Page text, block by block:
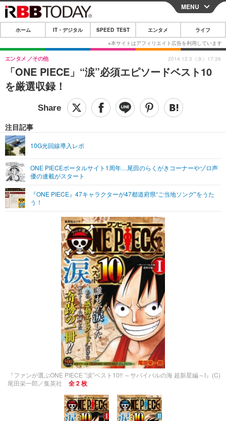
CLOSE
ホーム
IT・デジタル
IT・デジタルTOP スマートフォン
ショッピング その他
SPEED TEST
エンタメTOP 映画・ドラマ
グラビア
ショッピング その他
ライフTOP
その他
リリース一覧
プッシュ通知の停止方法
MENU
ホーム IT・デジタル SPEED TEST エンタメ ライフ
「ONE PIECE」“涙”必須エピソードベスト10
を厳選収録！
エンタメ その他
注目記事
10G光回線導入レポ
ONE PIECEポータルサイト1周年…尾田のらくがきコーナーやゾロ声
優の連載がスタート
『ONE PIECE』47キャラクターが47都道府県“ご当地ソング”をうた
う！
2014.12.3（水）17:36
『ファンが選ぶONE PIECE ”涙”ベスト10!! ～サバイバルの海 超新星編～I』(C)
尾田栄一郎／集英社
全 2 枚